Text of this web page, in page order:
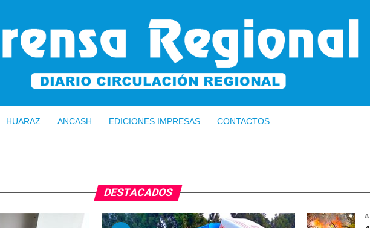
HUARAZ ANCASH EDICIONES IMPRESAS CONTACTOS
DESTACADOS